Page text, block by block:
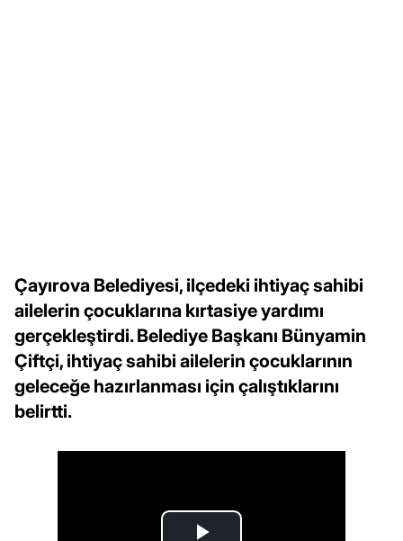
Çayırova Belediyesi, ilçedeki ihtiyaç sahibi
ailelerin çocuklarına kırtasiye yardımı
gerçekleştirdi. Belediye Başkanı Bünyamin
Çiftçi, ihtiyaç sahibi ailelerin çocuklarının
geleceğe hazırlanması için çalıştıklarını
belirtti.